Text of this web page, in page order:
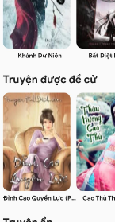
Huyền Huyễn,Xuyên